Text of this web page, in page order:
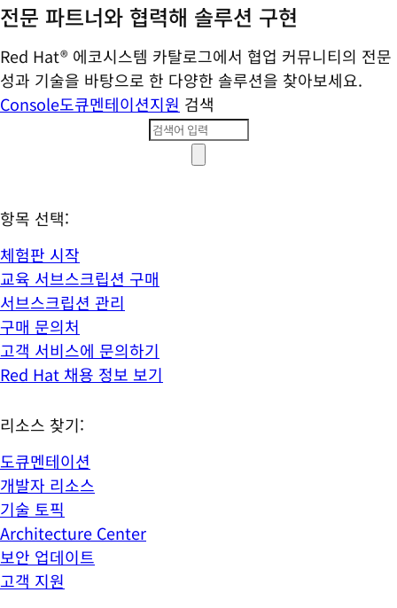
전문 파트너와 협력해 솔루션 구현
Red Hat® 에코시스템 카탈로그에서 협업 커뮤니티의 전문
성과 기술을 바탕으로 한 다양한 솔루션을 찾아보세요.
Console도큐멘테이션지원 검색
항목 선택:
체험판 시작
교육 서브스크립션 구매
서브스크립션 관리
구매 문의처
고객 서비스에 문의하기
Red Hat 채용 정보 보기
리소스 찾기:
도큐멘테이션
개발자 리소스
기술 토픽
Architecture Center
보안 업데이트
고객 지원